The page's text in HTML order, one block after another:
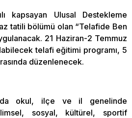
kapsayan Ulusal Destekleme
tatili bölümü olan “Telafide Ben
21 Haziran-2 Temmuz
telafi eğitimi programı, 5
düzenlenecek.
okul, ilçe ve il genelinde
sosyal, kültürel, sportif